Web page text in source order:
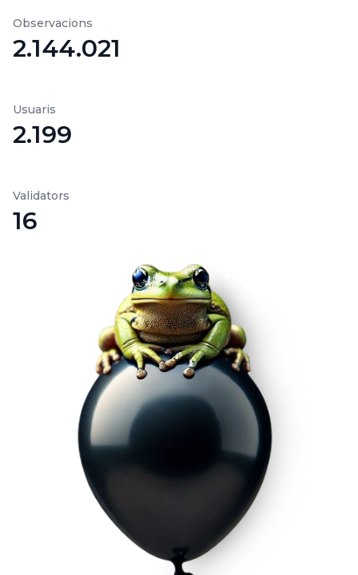
Observacions
2.144.021
Usuaris
2.199
Validators
16